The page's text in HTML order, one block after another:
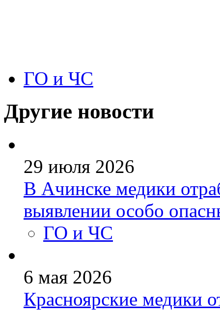
ГО и ЧС
Другие новости
29 июля 2026
В Ачинске медики
выявлении особо
ГО и ЧС
6 мая 2026
Красноярские медики